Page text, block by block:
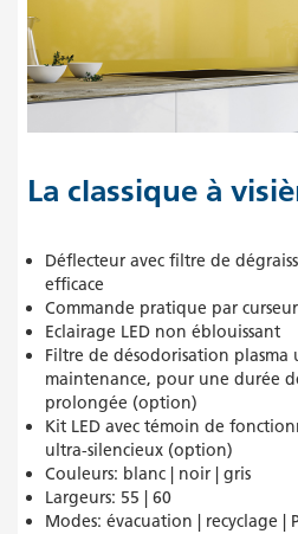
La classique à
Déflecteur avec filtre de
efficace
Commande pratique par curseur
Eclairage LED non éblouissant
Filtre de désodorisation plasma
maintenance, pour une durée
prolongée (option)
Kit LED avec témoin de
ultra-silencieux (option)
Couleurs: blanc | noir | gris
Largeurs: 55 | 60
Modes: évacuation | recyclage |